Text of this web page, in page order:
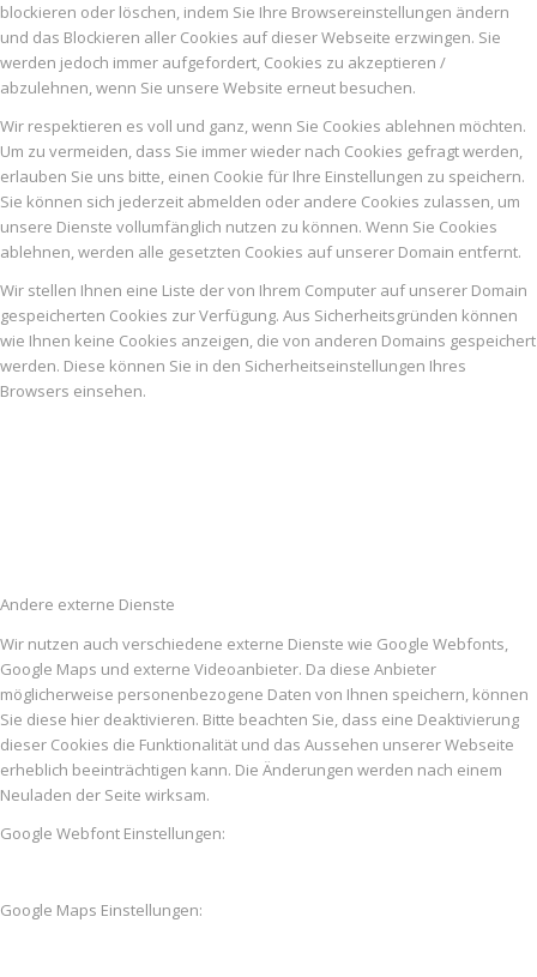
blockieren oder löschen, indem Sie Ihre Browsereinstellungen ändern
und das Blockieren aller Cookies auf dieser Webseite erzwingen. Sie
werden jedoch immer aufgefordert, Cookies zu akzeptieren /
abzulehnen, wenn Sie unsere Website erneut besuchen.
Wir respektieren es voll und ganz, wenn Sie Cookies ablehnen möchten.
Um zu vermeiden, dass Sie immer wieder nach Cookies gefragt werden,
erlauben Sie uns bitte, einen Cookie für Ihre Einstellungen zu speichern.
Sie können sich jederzeit abmelden oder andere Cookies zulassen, um
unsere Dienste vollumfänglich nutzen zu können. Wenn Sie Cookies
ablehnen, werden alle gesetzten Cookies auf unserer Domain entfernt.
Wir stellen Ihnen eine Liste der von Ihrem Computer auf unserer Domain
gespeicherten Cookies zur Verfügung. Aus Sicherheitsgründen können
wie Ihnen keine Cookies anzeigen, die von anderen Domains gespeichert
werden. Diese können Sie in den Sicherheitseinstellungen Ihres
Browsers einsehen.
Andere externe Dienste
Wir nutzen auch verschiedene externe Dienste wie Google Webfonts,
Google Maps und externe Videoanbieter. Da diese Anbieter
möglicherweise personenbezogene Daten von Ihnen speichern, können
Sie diese hier deaktivieren. Bitte beachten Sie, dass eine Deaktivierung
dieser Cookies die Funktionalität und das Aussehen unserer Webseite
erheblich beeinträchtigen kann. Die Änderungen werden nach einem
Neuladen der Seite wirksam.
Google Webfont Einstellungen:
Google Maps Einstellungen: